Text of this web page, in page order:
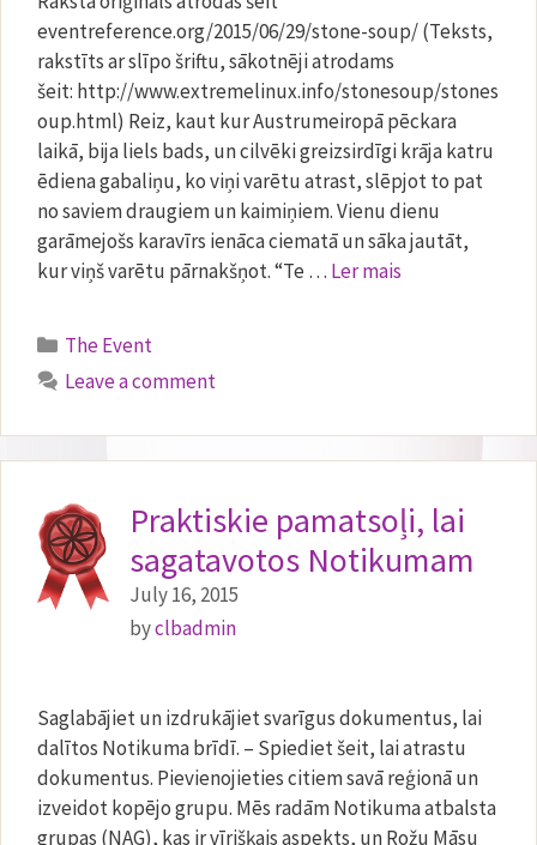
eventreference.org/2015/06/29/stone-soup/ (Teksts,
rakstīts ar slīpo šriftu, sākotnēji atrodams
šeit: http://www.extremelinux.info/stonesoup/stones
oup.html) Reiz, kaut kur Austrumeiropā pēckara
laikā, bija liels bads, un cilvēki greizsirdīgi krāja katru
ēdiena gabaliņu, ko viņi varētu atrast, slēpjot to pat
no saviem draugiem un kaimiņiem. Vienu dienu
garāmejošs karavīrs ienāca ciematā un sāka jautāt,
kur viņš varētu pārnakšņot. “Te … Ler mais
Categories
The Event
Leave a comment
Praktiskie pamatsoļi, lai
sagatavotos Notikumam
July 16, 2015
byclbadmin
Saglabājiet un izdrukājiet svarīgus dokumentus, lai
dalītos Notikuma brīdī. – Spiediet šeit, lai atrastu
dokumentus. Pievienojieties citiem savā reģionā un
izveidot kopējo grupu. Mēs radām Notikuma atbalsta
grupas (NAG), kas ir vīrišķais aspekts, un Rožu Māsu